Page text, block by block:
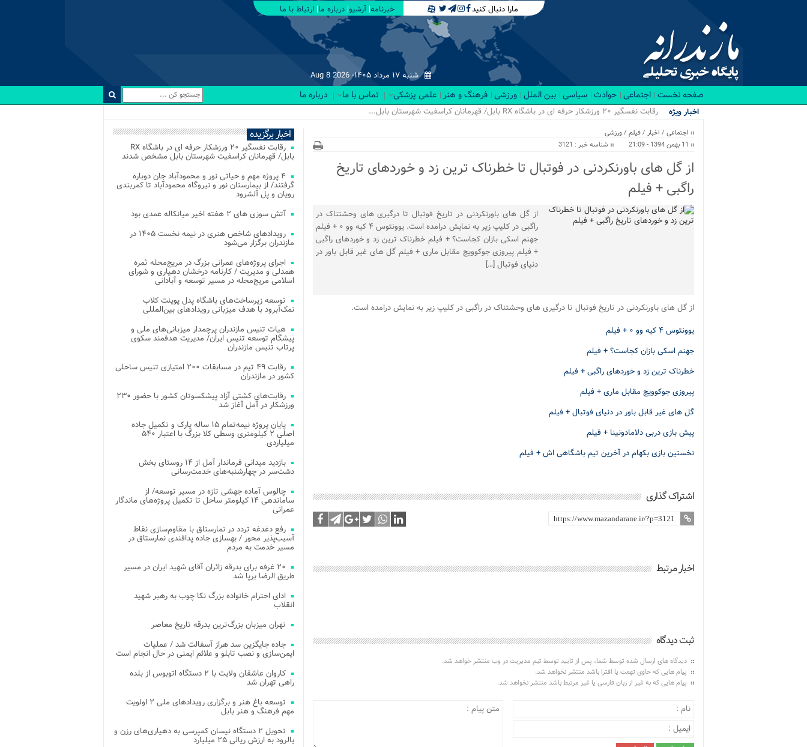
مارا دنبال کنید خبرنامه آرشیو درباره ما ارتباط با ما
شنبه ۱۷ مرداد ۱۴۰۵- Aug 8 2026
صفحه نخست اجتماعی حوادث سیاسی بین الملل ورزشی فرهنگ و هنر علمی پزشکی تماس با ما درباره ما
اخبار ویژه رقابت نفسگیر ۲۰ ورزشکار حرفه ای در باشگاه RX بابل/ قهرمانان کراسفیت شهرستان بابل...
اجتماعی / اخبار /فیلم /ورزشی
11 بهمن 1394 - 21:09
شناسه خبر : 3121
از گل های باورنکردنی در فوتبال تا خطرناک ترین زد و خوردهای تاریخ
راگبی + فیلم
از گل های باورنکردنی در تاریخ فوتبال تا درگیری های وحشتناک در
راگبی در کلیپ زیر به نمایش درامده است. یوونتوس ۴ کیه وو ۰ + فیلم
جهنم اسکی بازان کجاست؟ + فیلم خطرناک ترین زد و خوردهای راگبی
+ فیلم پیروزی جوکوویچ مقابل ماری + فیلم گل های غیر قابل باور در
دنیای فوتبال […]
از گل های باورنکردنی در تاریخ فوتبال تا درگیری های وحشتناک در راگبی در کلیپ زیر به نمایش درامده است.
یوونتوس ۴ کیه وو ۰ + فیلم
جهنم اسکی بازان کجاست؟ + فیلم
خطرناک ترین زد و خوردهای راگبی + فیلم
پیروزی جوکوویچ مقابل ماری + فیلم
گل های غیر قابل باور در دنیای فوتبال + فیلم
پیش بازی دربی دلامادونینا + فیلم
نخستین بازی بکهام در آخرین تیم باشگاهی اش + فیلم
اشتراک گذاری
اخبار مرتبط
ثبت دیدگاه
دیدگاه های ارسال شده توسط شما، پس از تایید توسط تیم مدیریت در وب منتشر خواهد شد.
پیام هایی که حاوی تهمت یا افترا باشد منتشر نخواهد شد.
پیام هایی که به غیر از زبان فارسی یا غیر مرتبط باشد منتشر نخواهد شد.
اخبار برگزیده
رقابت نفسگیر ۲۰ ورزشکار حرفه ای در باشگاه RX
بابل/ قهرمانان کراسفیت شهرستان بابل مشخص شدند
۴ پروژه مهم و حیاتی نور و محمودآباد جان دوباره
گرفتند/ از بیمارستان نور و نیروگاه محمودآباد تا کمربندی
رویان و پل آلشرود
آتش‌ سوزی‌ های ۲ هفته اخیر میانکاله عمدی بود
رویدادهای شاخص هنری در نیمه نخست ۱۴۰۵ در
مازندران برگزار می‌شود
اجرای پروژه‌های عمرانی بزرگ در مریج‌محله ثمره
همدلی و مدیریت / کارنامه درخشان دهیاری و شورای
اسلامی مریج‌محله در مسیر توسعه و آبادانی
توسعه زیرساخت‌های باشگاه پدل پوینت کلاب
نمک‌آبرود با هدف میزبانی رویدادهای بین‌المللی
هیات تنیس مازندران پرچمدار میزبانی‌های ملی و
پیشگام توسعه تنیس ایران/ مدیریت هدفمند سکوی
پرتاب تنیس مازندران
رقابت ۴۹ تیم در مسابقات ۲۰۰ امتیازی تنیس ساحلی
کشور در مازندران
رقابت‌های کشتی آزاد پیشکسوتان کشور با حضور ۲۳۰
ورزشکار در آمل آغاز شد
پایان پروژه نیمه‌تمام ۱۵ ساله پارک و تکمیل جاده
اصلی ۲ کیلومتری وسطی کلا بزرگ با اعتبار ۵۴۰
میلیاردی
بازدید میدانی فرماندار آمل از ۱۴ روستای بخش
دشت‌سر در چهارشنبه‌های خدمت‌رسانی
چالوس آماده جهشی تازه در مسیر توسعه/ از
ساماندهی ۱۴ کیلومتر ساحل تا تکمیل پروژه‌های ماندگار
عمرانی
رفع دغدغه تردد در نمارستاق با مقاوم‌سازی نقاط
آسیب‌پذیر محور / بهسازی جاده پدافندی نمارستاق در
مسیر خدمت به مردم
۲۰ غرفه برای بدرقه زائران آقای شهید ایران در مسیر
طریق الرضا برپا شد
ادای احترام خانواده بزرگ نکا چوب به رهبر شهید
انقلاب
تهران میزبان بزرگ‌ترین بدرقه تاریخ معاصر
جاده جایگزین سد هراز آسفالت شد / عملیات
ایمن‌سازی و نصب تابلو و علائم ایمنی در حال انجام است
کاروان عاشقان ولایت با ۲ دستگاه اتوبوس از بلده
راهی تهران شد
توسعه باغ هنر و برگزاری رویدادهای ملی ۲ اولویت
مهم فرهنگ و هنر بابل
تحویل ۲ دستگاه نیسان کمپرسی به دهیاری‌های رزن و
یالرود به ارزش ریالی ۲۵ میلیارد